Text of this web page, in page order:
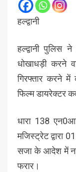
हल्द्वानी
हल्द्वानी पुलिस
धोखाधड़ी करने
गिरफ्तार करने में
फिल्म डायरेक्टर
धारा 138
मजिस्ट्रेट द्वारा
सजा के आदेश में
फरार।